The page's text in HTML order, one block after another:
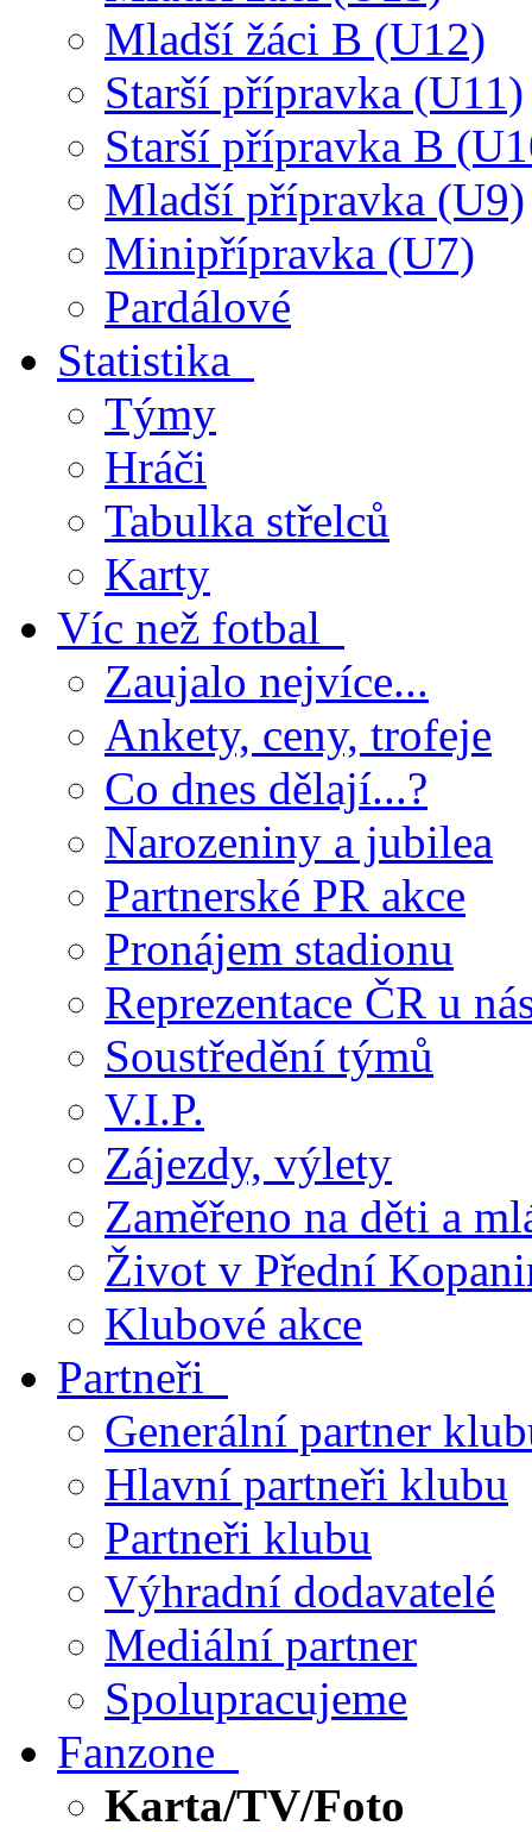
Mladší žáci B (U12)
Starší přípravka (U11)
Starší přípravka B
Mladší přípravka (U9)
Minipřípravka (U7)
Pardálové
Statistika
Týmy
Hráči
Tabulka střelců
Karty
Víc než fotbal
Zaujalo nejvíce...
Ankety, ceny, trofeje
Co dnes dělají...?
Narozeniny a jubilea
Partnerské PR akce
Pronájem stadionu
Reprezentace ČR u
Soustředění týmů
V.I.P.
Zájezdy, výlety
Zaměřeno na děti a
Život v Přední
Klubové akce
Partneři
Generální partner
Hlavní partneři klubu
Partneři klubu
Výhradní dodavatelé
Mediální partner
Spolupracujeme
Fanzone
Karta/TV/Foto